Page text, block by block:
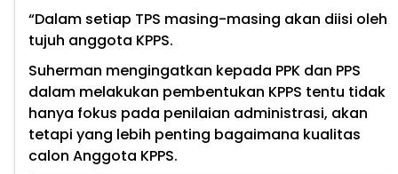
“Dalam setiap TPS masing-masing akan diisi oleh
tujuh anggota KPPS.
Suherman mengingatkan kepada PPK dan PPS
dalam melakukan pembentukan KPPS tentu tidak
hanya fokus pada penilaian administrasi, akan
tetapi yang lebih penting bagaimana kualitas
calon Anggota KPPS.